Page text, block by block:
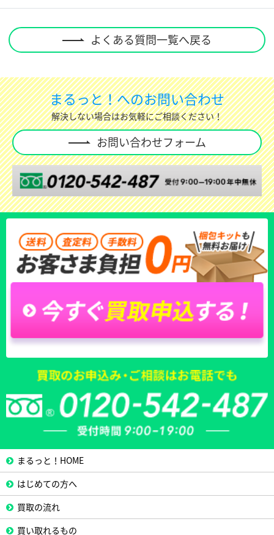
よくある質問一覧へ戻る
まるっと！へのお問い合わせ
解決しない場合はお気軽にご相談ください！
お問い合わせフォーム
まるっと！HOME
はじめての方へ
買取の流れ
買い取れるもの